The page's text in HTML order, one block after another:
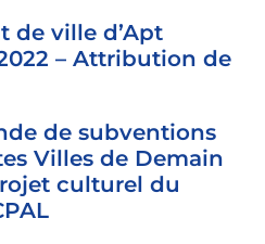
de ville d’Apt
– Attribution de
de subventions
Villes de Demain
culturel du